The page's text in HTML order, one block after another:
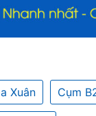
Xuân Cụm